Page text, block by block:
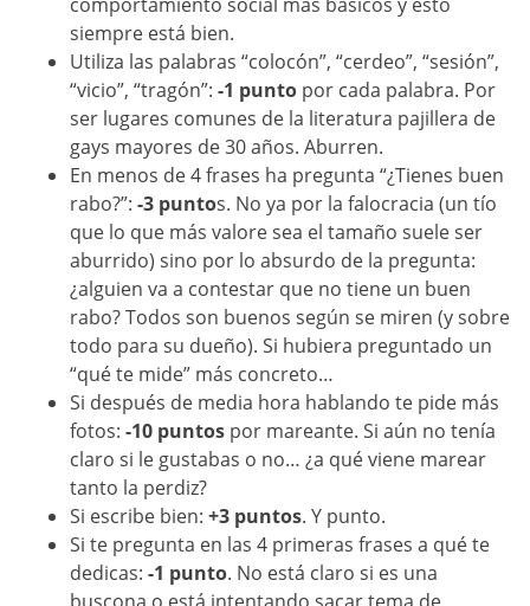
siempre está bien.
Utiliza las palabras “colocón”, “cerdeo”, “sesión”,
“vicio”, “tragón”:-1 punto por cada palabra. Por
ser lugares comunes de la literatura pajillera de
gays mayores de 30 años. Aburren.
En menos de 4 frases ha pregunta “¿Tienes buen
rabo?”: -3 puntos. No ya por la falocracia (un tío
que lo que más valore sea el tamaño suele ser
aburrido) sino por lo absurdo de la pregunta:
¿alguien va a contestar que no tiene un buen
rabo? Todos son buenos según se miren (y sobre
todo para su dueño). Si hubiera preguntado un
“qué te mide” más concreto…
Si después de media hora hablando te pide más
fotos:-10 puntos por mareante. Si aún no tenía
claro si le gustabas o no… ¿a qué viene marear
tanto la perdiz?
Si escribe bien: +3 puntos. Y punto.
Si te pregunta en las 4 primeras frases a qué te
dedicas:-1 punto. No está claro si es una